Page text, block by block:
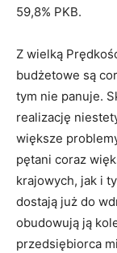
59,8% PKB.
Z wielką
budżetowe są
tym nie panuje.
realizację
większe
pętani coraz
krajowych, jak i
dostają już do
obudowują ją
przedsiębiorca